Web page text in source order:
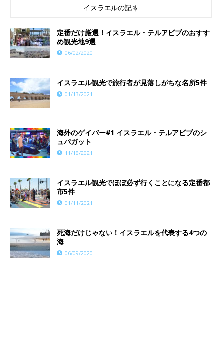
イスラエルの記事
定番だけ厳選！イスラエル・テルアビブのおすす
め観光地9選
06/02/2020
イスラエル観光で旅行者が見落しがちな名所5件
01/13/2021
海外のゲイバー#1 イスラエル・テルアビブのシ
ュパガット
11/18/2021
イスラエル観光でほぼ必ず行くことになる定番都
市5件
01/11/2021
死海だけじゃない！イスラエルを代表する4つの
海
06/09/2020